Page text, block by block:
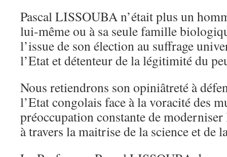
Pascal LISSOUBA n’était plus un
lui-même ou à sa seule famille
l’issue de son élection au suffrage
l’Etat et détenteur de la légitimité du
Nous retiendrons son opiniâtreté à
l’Etat congolais face à la voracité des
préoccupation constante de
à travers la maitrise de la science et de